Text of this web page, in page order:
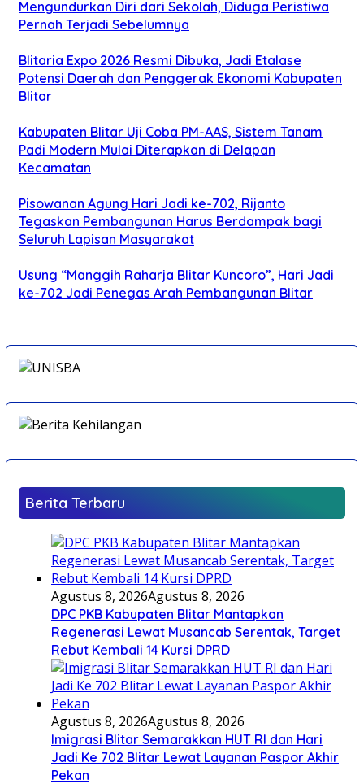
Mengundurkan Diri dari Sekolah, Diduga Peristiwa
Pernah Terjadi Sebelumnya
Blitaria Expo 2026 Resmi Dibuka, Jadi Etalase
Potensi Daerah dan Penggerak Ekonomi Kabupaten
Blitar
Kabupaten Blitar Uji Coba PM-AAS, Sistem Tanam
Padi Modern Mulai Diterapkan di Delapan
Kecamatan
Pisowanan Agung Hari Jadi ke-702, Rijanto
Tegaskan Pembangunan Harus Berdampak bagi
Seluruh Lapisan Masyarakat
Usung “Manggih Raharja Blitar Kuncoro”, Hari Jadi
ke-702 Jadi Penegas Arah Pembangunan Blitar
Berita Terbaru
Agustus 8, 2026Agustus 8, 2026
DPC PKB Kabupaten Blitar Mantapkan
Regenerasi Lewat Musancab Serentak, Target
Rebut Kembali 14 Kursi DPRD
Agustus 8, 2026Agustus 8, 2026
Imigrasi Blitar Semarakkan HUT RI dan Hari
Jadi Ke 702 Blitar Lewat Layanan Paspor Akhir
Pekan